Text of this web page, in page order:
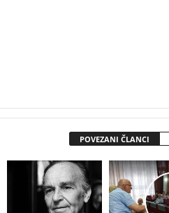
POVEZANI ČLANCI